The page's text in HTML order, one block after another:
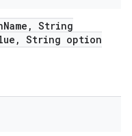
Name , String
, String option